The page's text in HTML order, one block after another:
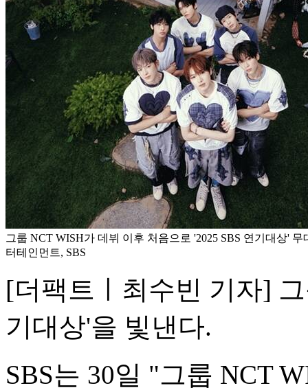
그룹 NCT WISH가 데뷔 이후 처음으로 '2025 SBS 연기대상' 무
터테인먼트, SBS
[더팩트ㅣ최수빈 기자]
기대상'을 빛낸다.
SBS는 30일 "그룹 NCT